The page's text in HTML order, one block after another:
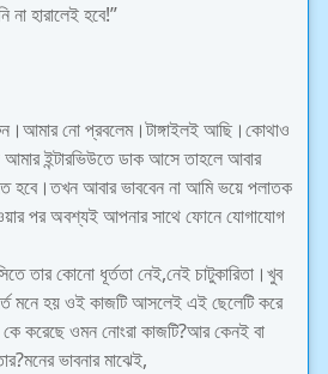
হারালেই হবে!”
নো প্রবলেম।টাঙ্গাইলই আছি।কোথাও
আমার ইন্টারভিউতে ডাক আসে তাহলে আবার
হবে।তখন আবার ভাববেন না আমি ভয়ে পলাতক
পর অবশ্যই আপনার সাথে ফোনে যোগাযোগ
তার কোনো ধূর্ততা নেই,নেই চাটুকারিতা।খুব
মনে হয় ওই কাজটি আসলেই এই ছেলেটি করে
করেছে ওমন নোংরা কাজটি?আর কেনই বা
ভাবনার মাঝেই,